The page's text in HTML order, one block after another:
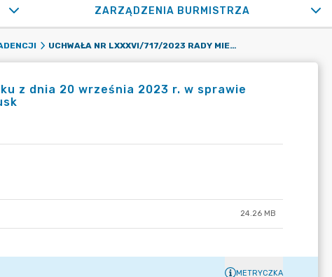
ZARZĄDZENIA BURMISTRZA
UCHWAŁA NR LXXXVI/717/2023 RADY MIEJSKIEJ W PUŁTUSKU Z DNIA 20 WRZEŚNIA 2023 R. W SPRAWIE ZMIANY WIELOLETNIEJ PROGNOZY FINANSOWEJ GMINY PUŁTUSK
z dnia 20 września 2023 r. w sprawie
24.26 MB
METRYCZKA